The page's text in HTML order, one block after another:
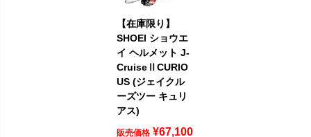
【在庫限り】
SHOEI ショウエ
イ ヘルメット J-
CruiseⅡCURIO
US (ジェイクル
ーズツー キュリ
アス)
販売価格 ¥67,100